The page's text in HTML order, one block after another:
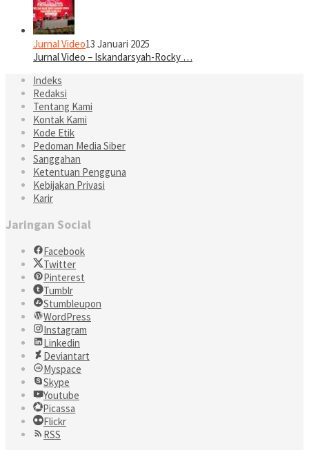
Jurnal Video13 Januari 2025
Jurnal Video – Iskandarsyah-Rocky …
Indeks
Redaksi
Tentang Kami
Kontak Kami
Kode Etik
Pedoman Media Siber
Sanggahan
Ketentuan Pengguna
Kebijakan Privasi
Karir
Jaringan Social
Facebook
Twitter
Pinterest
Tumblr
Stumbleupon
WordPress
Instagram
Linkedin
Deviantart
Myspace
Skype
Youtube
Picassa
Flickr
RSS